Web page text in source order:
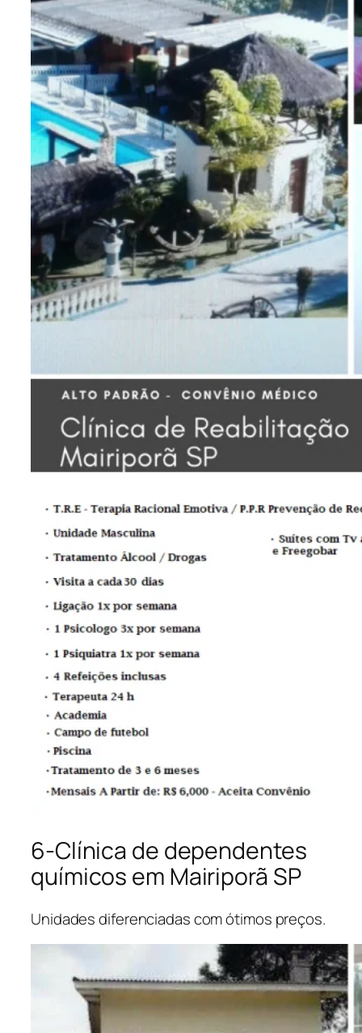
6-Clínica de dependentes
químicos em Mairiporã SP
Unidades diferenciadas com ótimos preços.